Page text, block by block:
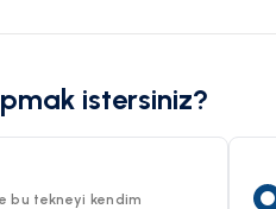
istersiniz?
bu tekneyi kendim